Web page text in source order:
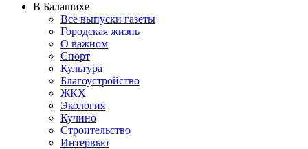
В Балашихе
Все выпуски газеты
Городская жизнь
О важном
Спорт
Культура
Благоустройство
ЖКХ
Экология
Кучино
Строительство
Интервью